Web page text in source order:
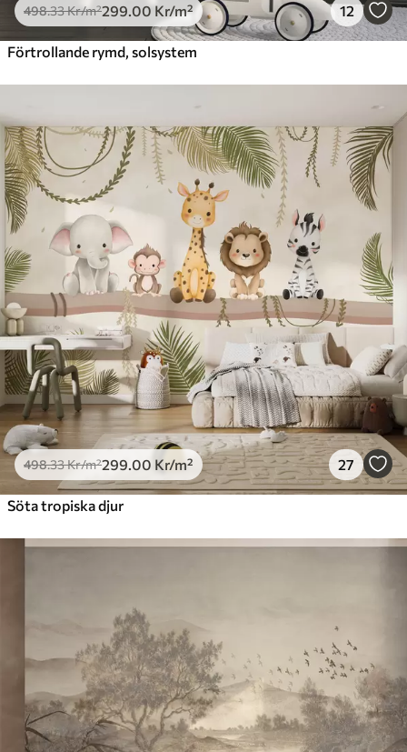
498.33Kr/m²299 .00 Kr/m² 12
Förtrollande rymd, solsystem
498.33Kr/m²299 .00 Kr/m² 27
Söta tropiska djur